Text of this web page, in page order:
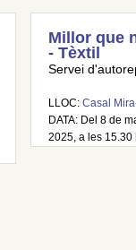
Millor que
- Tèxtil
Servei
LLOC: Casal
DATA: Del 8 de
2025, a les 15.30